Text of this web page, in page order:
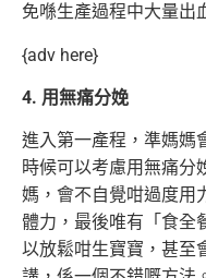
免喺生產過程中大量出
{adv here}
4. 用無痛分娩
進入第一產程，準媽媽
時候可以考慮用無痛分
媽，會不自覺咁過度用
體力，最後唯有「食全
以放鬆咁生寶寶，甚至